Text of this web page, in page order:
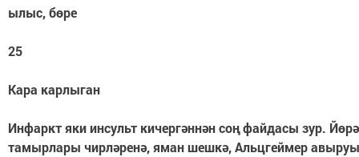
ылыс, бөре
25
Кара карлыган
Инфаркт яки инсульт кичергәннән соң файдасы зур.
тамырлары чирләренә, яман шешкә, Альцгеймер